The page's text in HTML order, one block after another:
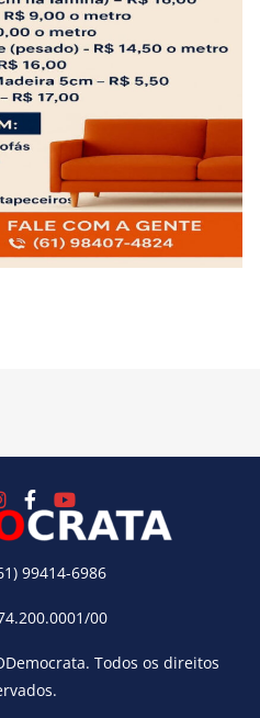
99414-6986
00
. Todos os direitos